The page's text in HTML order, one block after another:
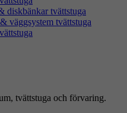
diskbänkar tvättstuga
väggsystem tvättstuga
tvättstuga och förvaring.